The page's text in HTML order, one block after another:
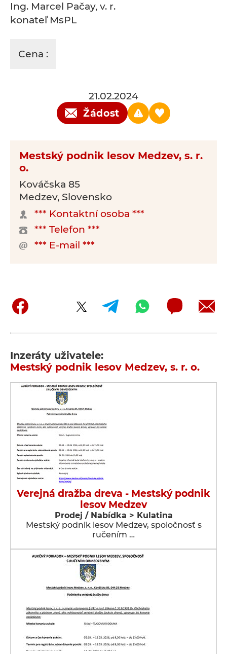
Ing. Marcel Pačay, v. r.
konateľ MsPL
Cena :
21.02.2024
Žádost
Mestský podnik lesov Medzev, s. r.
o.
Kováčska 85
Medzev, Slovensko
*** Kontaktní osoba ***
*** Telefon ***
*** E-mail ***
Inzeráty uživatele:
Mestský podnik lesov Medzev, s. r. o.
Verejná dražba dreva - Mestský podnik
lesov Medzev
Prodej / Nabídka > Kulatina
Mestský podnik lesov Medzev, spoločnosť s
ručením …